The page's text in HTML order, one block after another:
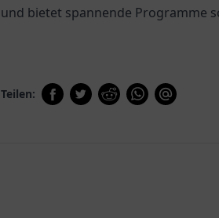
und bietet spannende Programme
Teilen: